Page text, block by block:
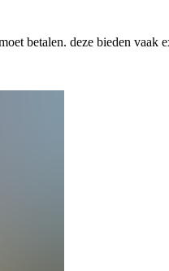
betalen. deze bieden vaak